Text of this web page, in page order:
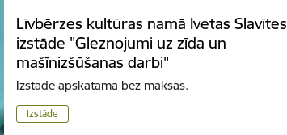
Līvbērzes kultūras namā Ivetas Slavītes
izstāde "Gleznojumi uz zīda un
mašīnizšūšanas darbi"
Izstāde apskatāma bez maksas.
Izstāde